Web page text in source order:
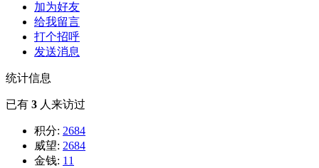
加为好友
给我留言
打个招呼
发送消息
统计信息
已有 3 人来访过
积分: 2684
威望: 2684
金钱: 11